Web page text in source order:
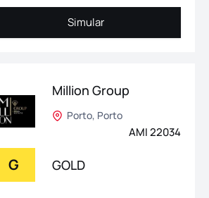
das zonas mais privilegiadas de
Simular
Simular
Million Group
Porto, Porto
AMI 22034
G GOLD